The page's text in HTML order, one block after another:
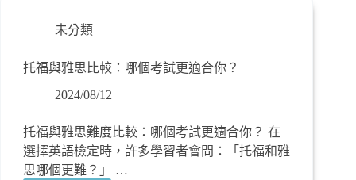
未分類
托福與雅思比較：哪個考試更適合你？
2024/08/12
托福與雅思難度比較：哪個考試更適合你？ 在
選擇英語檢定時，許多學習者會問：「托福和雅
思哪個更難？」 …